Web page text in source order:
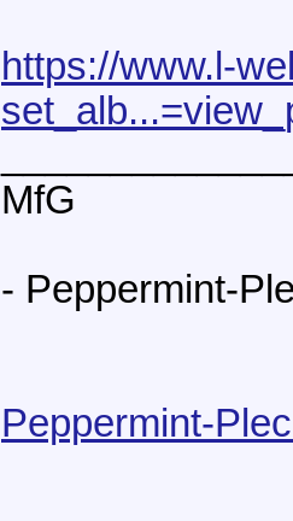
https://www.l-
MfG
- Peppermint-
Peppermint-